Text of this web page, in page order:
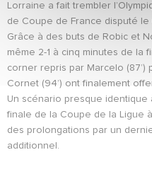
Lorraine a fait trembler
de Coupe de France disputé
Grâce à des buts de Robic et
même 2-1 à cinq minutes de la
corner repris par Marcelo
Cornet (94’) ont finalement
Un scénario presque identique
finale de la Coupe de la Ligue
des prolongations par un
additionnel.